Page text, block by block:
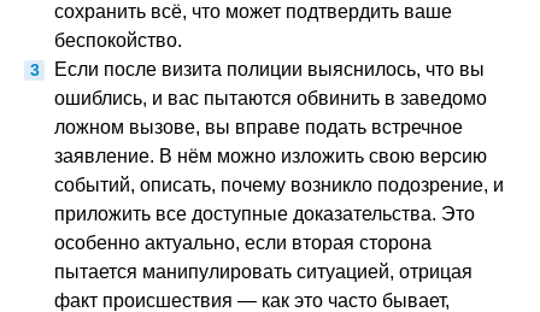
сохранить всё, что может подтвердить ваше
беспокойство.
Если после визита полиции выяснилось, что вы
ошиблись, и вас пытаются обвинить в заведомо
ложном вызове, вы вправе подать встречное
заявление. В нём можно изложить свою версию
событий, описать, почему возникло подозрение, и
приложить все доступные доказательства. Это
особенно актуально, если вторая сторона
пытается манипулировать ситуацией, отрицая
факт происшествия — как это часто бывает,